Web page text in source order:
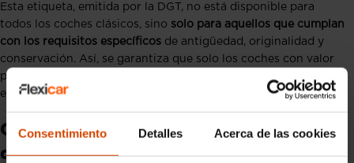
Consentimiento Detalles Acerca de las cookies
Esta etiqueta, emitida por la DGT, no está disponible para
todos los coches clásicos, sino solo para aquellos que cumplan
con los requisitos específicos de antigüedad, originalidad y
conservación. Así, se garantiza que solo los coches con valor
patrimonial y uso ocasional puedan beneficiarse de esta
exención.
Coches históricos y las nuevas Zonas
de Bajas Emisiones